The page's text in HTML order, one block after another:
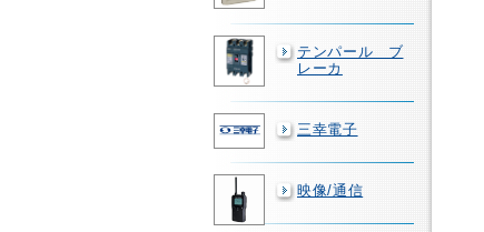
テンパール ブ
レーカ
三幸電子
映像/通信